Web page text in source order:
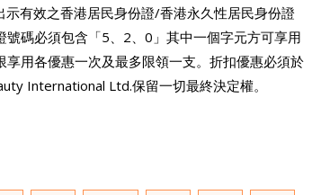
有效之香港居民身份證/香港永久性居民身份證
碼必須包含「5、2、0」其中一個字元方可享用
用各優惠一次及最多限領一支。折扣優惠必須於
International Ltd.保留一切最終決定權。